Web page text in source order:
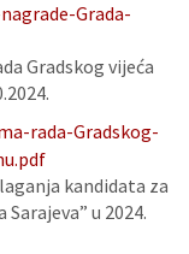
Grada-
Gradskog vijeća
rada-Gradskog-
kandidata za
u 2024.